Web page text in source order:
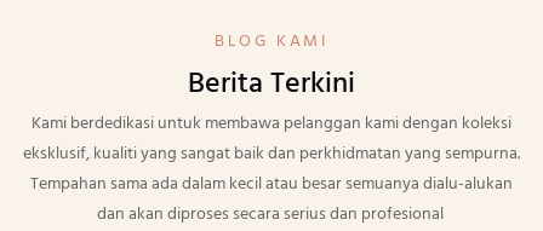
BLOG KAMI
Berita Terkini
Kami berdedikasi untuk membawa pelanggan kami dengan koleksi
eksklusif, kualiti yang sangat baik dan perkhidmatan yang sempurna.
Tempahan sama ada dalam kecil atau besar semuanya dialu-alukan
dan akan diproses secara serius dan profesional